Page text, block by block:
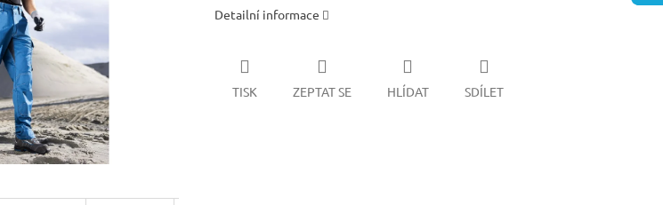
Detailní informace
TISK ZEPTAT SE HLÍDAT SDÍLET